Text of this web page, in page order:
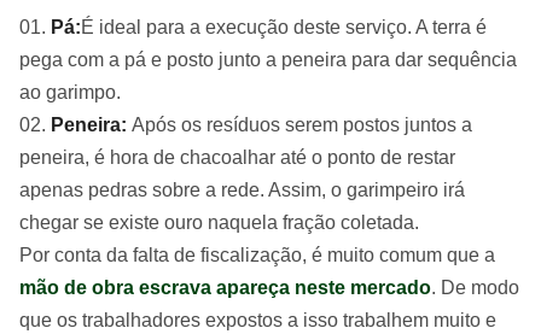
Pá:É ideal para a execução deste serviço. A terra é
pega com a pá e posto junto a peneira para dar sequência
ao garimpo.
Peneira: Após os resíduos serem postos juntos a
peneira, é hora de chacoalhar até o ponto de restar
apenas pedras sobre a rede. Assim, o garimpeiro irá
chegar se existe ouro naquela fração coletada.
Por conta da falta de fiscalização, é muito comum que a
mão de obra escrava apareça neste mercado. De modo
que os trabalhadores expostos a isso trabalhem muito e